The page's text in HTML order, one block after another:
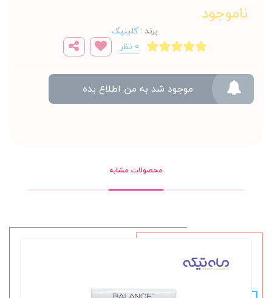
ناموجود
برند :کلینیک
0 نظر
موجود شد به من اطلاع بده
محصولات مشابه